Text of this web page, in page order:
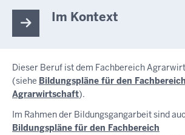
Im Kontext
Dieser Beruf ist dem Fachbereich
(siehe Bildungspläne für den Fachbereich
Agrarwirtschaft).
Im Rahmen der Bildungsgangarbeit sind
Bildungspläne für den Fachbereich